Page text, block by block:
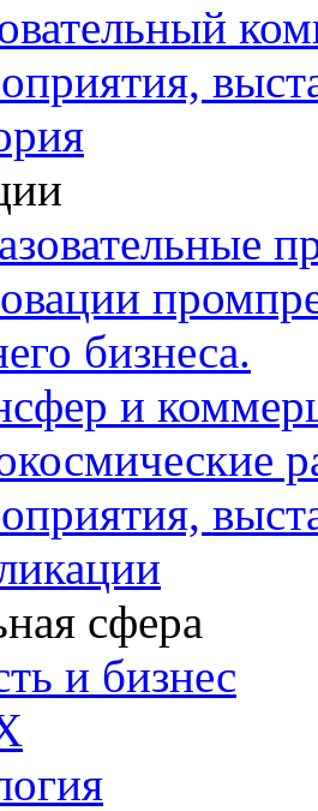
бизнеса.
и
сфера
и бизнес